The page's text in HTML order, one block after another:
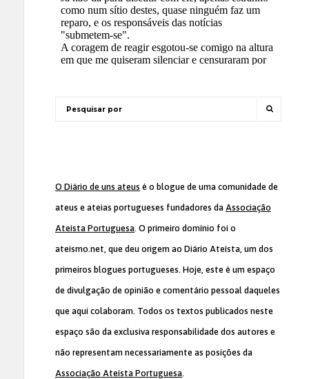
O Diário de uns ateus é o blogue de uma comunidade de
ateus e ateias portugueses fundadores da Associação
Ateísta Portuguesa. O primeiro domínio foi o
ateismo.net, que deu origem ao Diário Ateísta, um dos
primeiros blogues portugueses. Hoje, este é um espaço
de divulgação de opinião e comentário pessoal daqueles
que aqui colaboram. Todos os textos publicados neste
espaço são da exclusiva responsabilidade dos autores e
não representam necessariamente as posições da
Associação Ateísta Portuguesa.